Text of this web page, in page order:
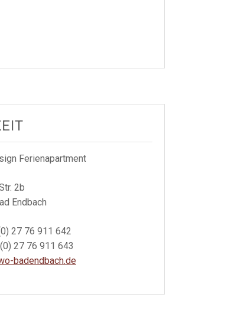
Ferienapartment
2b
Endbach
27 76 911 642
27 76 911 643
badendbach.de